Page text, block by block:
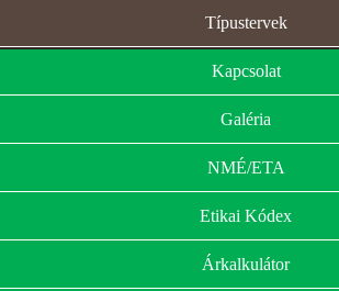
Típustervek
Kapcsolat
Galéria
NMÉ/ETA
Etikai Kódex
Árkalkulátor